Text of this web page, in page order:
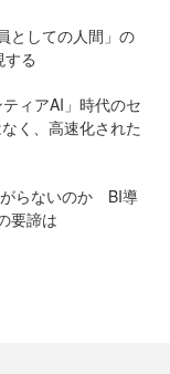
としての人間」の
る
ィアAI」時代のセ
く、高速化された
がらないのか BI導
要諦は